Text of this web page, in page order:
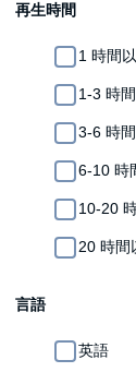
再生時間
1 時間
1-3 時間
3-6 時間
6-10 時
10-20
20 時間
言語
英語